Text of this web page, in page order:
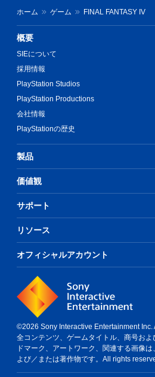
ホーム ゲーム FINAL FANTASY IV
概要
SIEについて
採用情報
PlayStation Studios
PlayStation Productions
会社情報
PlayStationの歴史
製品
価値観
サポート
リソース
オフィシャルアカウント
©2026 Sony Interactive Entertainment Inc.
全コンテンツ、ゲームタイトル、商号お
ドマーク、アートワーク、関連する画像
よび／または著作物です。All rights